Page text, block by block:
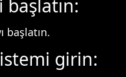
başlatın:
başlatın.
girin: